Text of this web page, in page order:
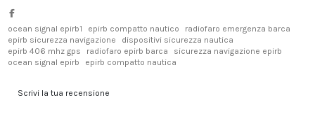
ocean signal epirb1 epirb compatto nautico
radiofaro emergenza barca
epirb sicurezza navigazione
dispositivi sicurezza nautica
epirb 406 mhz gps
radiofaro epirb barca
sicurezza navigazione epirb
ocean signal epirb
epirb compatto nautica
Scrivi la tua recensione